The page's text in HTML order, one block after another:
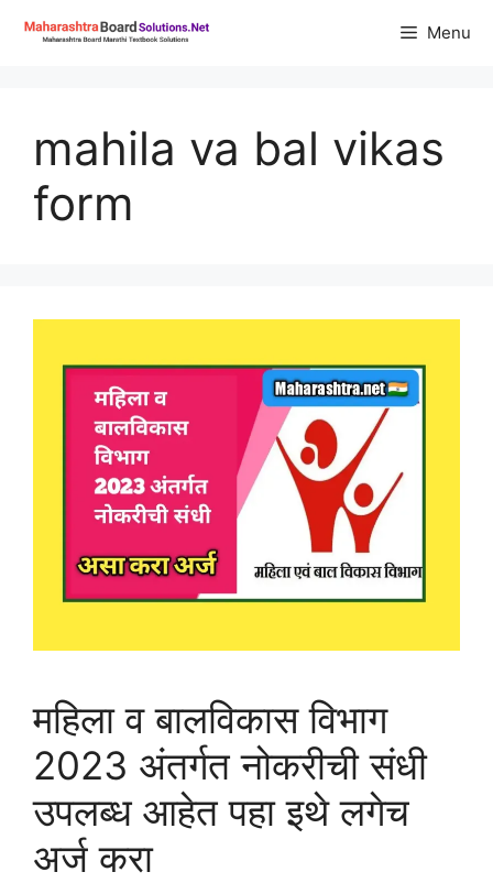
Menu
mahila va bal vikas
form
महिला व बालविकास विभाग
2023 अंतर्गत नोकरीची संधी
उपलब्ध आहेत पहा इथे लगेच
अर्ज करा